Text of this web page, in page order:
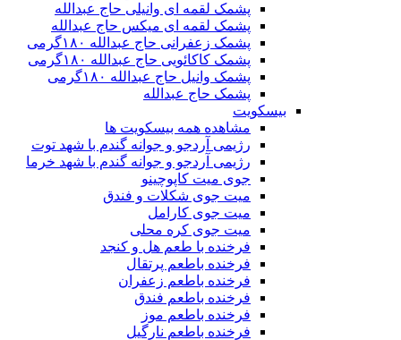
پشمک لقمه ای وانیلی حاج عبدالله
پشمک لقمه ای میکس حاج عبدالله
پشمک زعفرانی حاج عبدالله ۱۸۰گرمی
پشمک کاکائویی حاج عبدالله ۱۸۰گرمی
پشمک وانیل حاج عبدالله ۱۸۰گرمی
پشمک حاج عبدالله
بیسکویت
مشاهده همه بیسکویت ها
رژیمی آردجو و جوانه گندم با شهد توت
رژیمی آردجو و جوانه گندم با شهد خرما
جوی میت کاپوچینو
میت جوی شکلات و فندق
میت جوی کارامل
میت جوی کره محلی
فرخنده با طعم هل و کنجد
فرخنده باطعم پرتقال
فرخنده باطعم زعفران
فرخنده باطعم فندق
فرخنده باطعم موز
فرخنده باطعم نارگیل